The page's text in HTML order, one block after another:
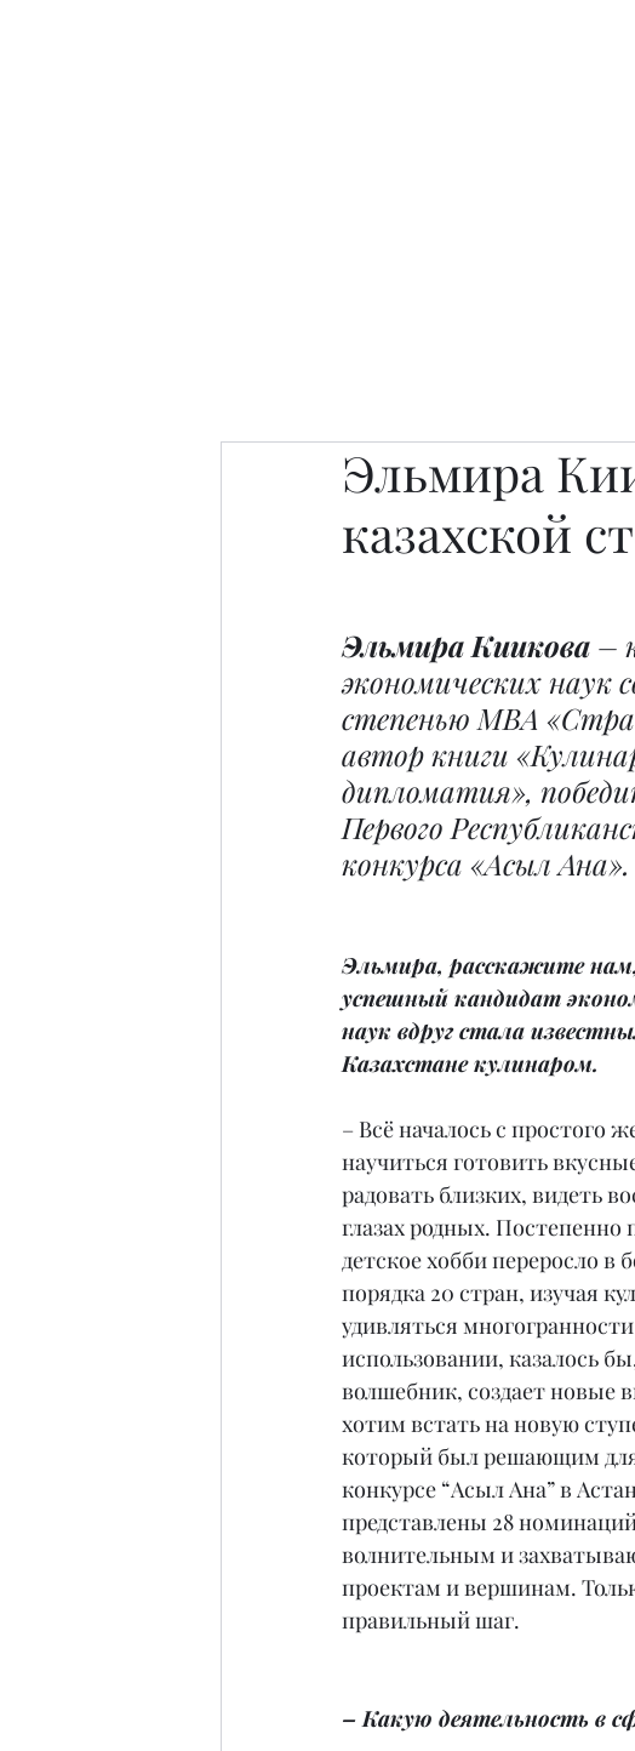
Эльмира
казахской
Эльмира Киикова –
экономических наук
степенью MBA
автор книги
дипломатия»,
Первого
конкурса «Асыл Ана».
Эльмира, расскажите
успешный кандидат
наук вдруг стала
Казахстане кулинаром.
– Всё началось с простого
научиться готовить
радовать близких, видеть
глазах родных. Постепенно
детское хобби переросло в
порядка 20 стран, изучая
удивляться
использовании, казалось
волшебник, создает
хотим встать на новую
который был решающим для
конкурсе “Асыл Ана” в
представлены 28
волнительным и
проектам и вершинам.
правильный шаг.
– Какую деятельность в